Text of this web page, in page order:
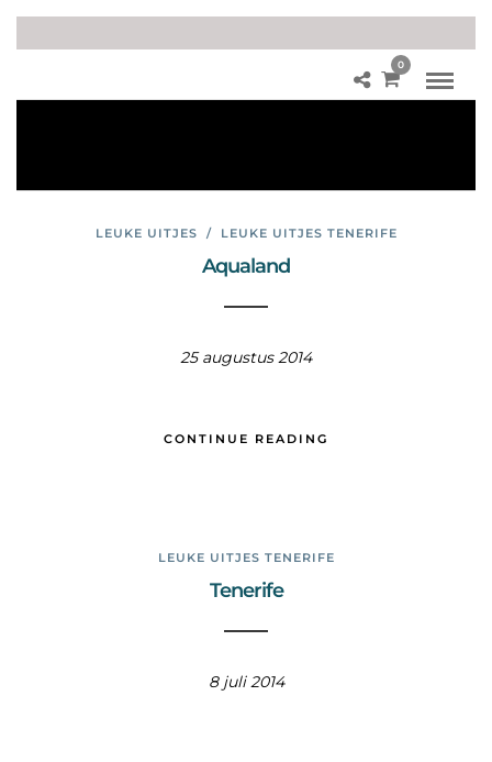
0
LEUKE UITJES / LEUKE UITJES TENERIFE
Aqualand
25 augustus 2014
CONTINUE READING
LEUKE UITJES TENERIFE
Tenerife
8 juli 2014